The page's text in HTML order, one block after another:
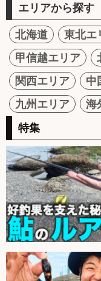
エリアから探す
北海道 東北エ
甲信越エリア
関西エリア
中
九州エリア
海
特集